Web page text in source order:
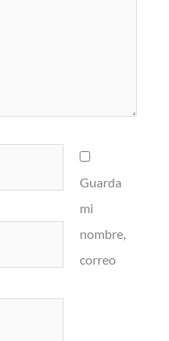
Guarda
mi
nombre,
correo